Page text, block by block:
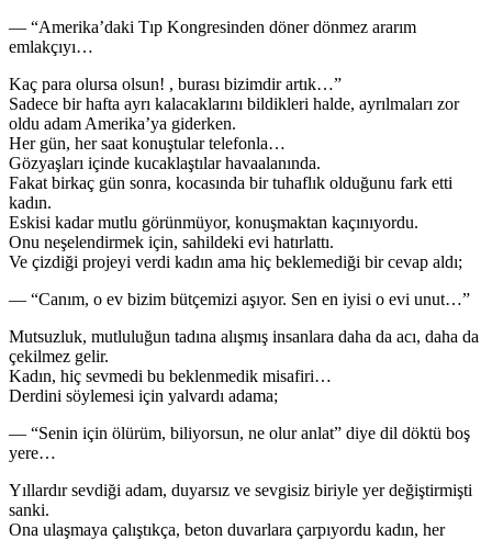
— “Amerika’daki Tıp Kongresinden döner dönmez ararım
emlakçıyı…
Kaç para olursa olsun! , burası bizimdir artık…”
Sadece bir hafta ayrı kalacaklarını bildikleri halde, ayrılmaları zor
oldu adam Amerika’ya giderken.
Her gün, her saat konuştular telefonla…
Gözyaşları içinde kucaklaştılar havaalanında.
Fakat birkaç gün sonra, kocasında bir tuhaflık olduğunu fark etti
kadın.
Eskisi kadar mutlu görünmüyor, konuşmaktan kaçınıyordu.
Onu neşelendirmek için, sahildeki evi hatırlattı.
Ve çizdiği projeyi verdi kadın ama hiç beklemediği bir cevap aldı;
— “Canım, o ev bizim bütçemizi aşıyor. Sen en iyisi o evi unut…”
Mutsuzluk, mutluluğun tadına alışmış insanlara daha da acı, daha da
çekilmez gelir.
Kadın, hiç sevmedi bu beklenmedik misafiri…
Derdini söylemesi için yalvardı adama;
— “Senin için ölürüm, biliyorsun, ne olur anlat” diye dil döktü boş
yere…
Yıllardır sevdiği adam, duyarsız ve sevgisiz biriyle yer değiştirmişti
sanki.
Ona ulaşmaya çalıştıkça, beton duvarlara çarpıyordu kadın, her